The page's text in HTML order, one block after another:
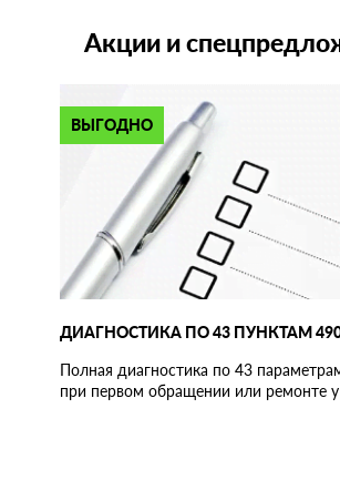
Акции и
ВЫГОДНО
ДИАГНОСТИКА ПО 43 ПУНКТАМ
Полная диагностика по 43
при первом обращении или ремонте у